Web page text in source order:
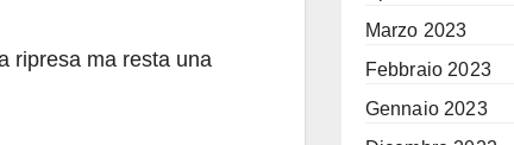
ripresa ma resta una
Marzo 2023
Febbraio 2023
Gennaio 2023